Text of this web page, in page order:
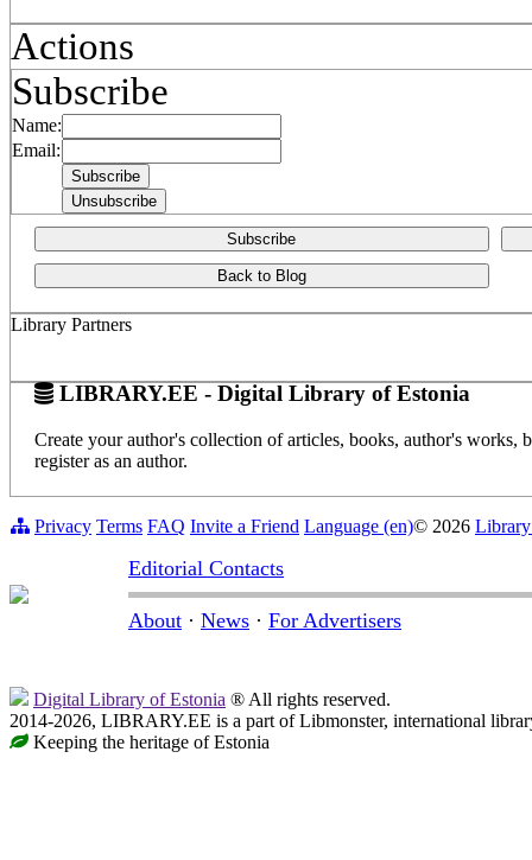
Actions
Subscribe
Name:
Email:
Subscribe
Back to Blog
Library Partners
LIBRARY.EE - Digital Library of Estonia
Create your author's collection of articles, books, author's
register as an author.
Privacy Terms FAQ Invite a Friend Language (en)© 2026
Editorial Contacts
About · News · For Advertisers
Digital Library of Estonia ® All rights reserved.
2014-2026, LIBRARY.EE is a part of Libmonster, international
Keeping the heritage of Estonia